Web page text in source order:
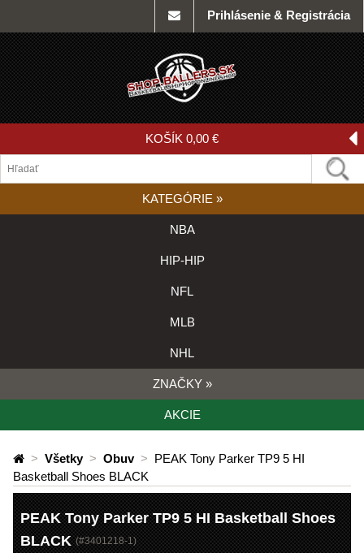
Prihlásenie & Registrácia
KOŠÍK 0,00 €
KATEGÓRIE »
NBA
HIP-HIP
NFL
MLB
NHL
ZNAČKY »
AKCIE
> Všetky > Obuv > PEAK Tony Parker TP9 5 HI
Basketball Shoes BLACK
PEAK Tony Parker TP9 5 HI Basketball Shoes
BLACK (#3401218-1)